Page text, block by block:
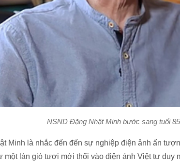
NSND Đặng Nhật Minh bước sang tuổi
Minh là nhắc đến đến sự nghiệp điện ảnh ấn
một làn gió tươi mới thổi vào điện ảnh Việt tư duy